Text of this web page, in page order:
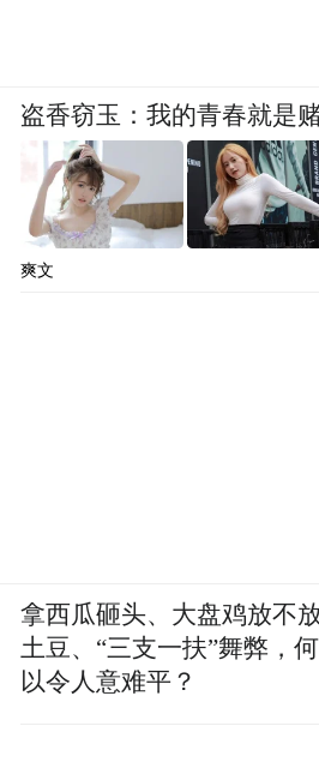
盗香窃玉：我的青春就是
爽文
拿西瓜砸头、大盘鸡放不
土豆、“三支一扶”舞弊，何
以令人意难平？